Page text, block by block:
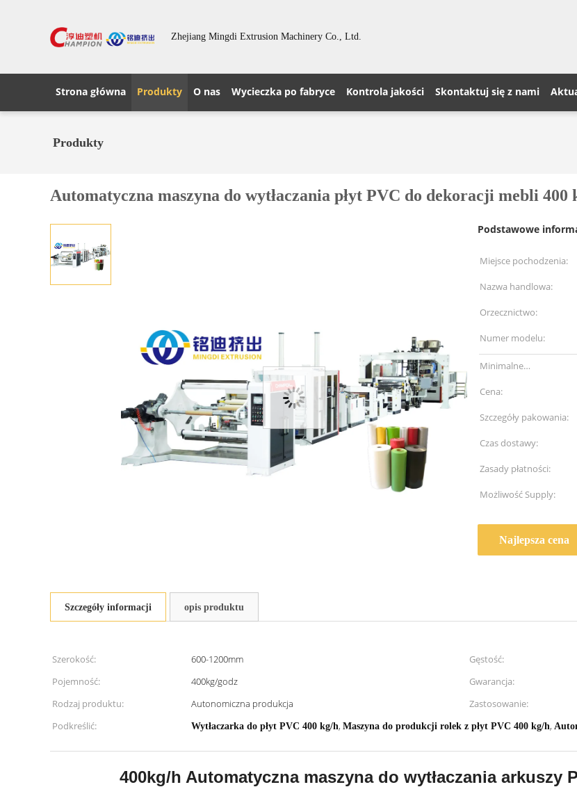
Zhejiang Mingdi Extrusion Machinery Co., Ltd.
Strona główna Produkty O nas Wycieczka po fabryce Kontrola jakości Skontaktuj się z nami
Produkty
Automatyczna maszyna do wytłaczania płyt PVC do dekoracji mebli 400
Podstawowe
Miejsce pochodzenia:
Nazwa handlowa:
Orzecznictwo:
Numer modelu:
Minimalne
zamówienie:
Cena:
Szczegóły pakowania:
Czas dostawy:
Zasady płatności:
Możliwość Supply:
Najlepsza cena
Szczegóły informacji opis produktu
Szerokość: 600-1200mm Gęstość:
Pojemność:
400kg/godz Gwarancja:
Rodzaj produktu:
Autonomiczna produkcja Zastosowanie:
Podkreślić:
Wytłaczarka do płyt PVC 400 kg/h, Maszyna do produkcji rolek z płyt PVC 400 kg/h,
400kg/h Automatyczna maszyna do wytłaczania arkuszy